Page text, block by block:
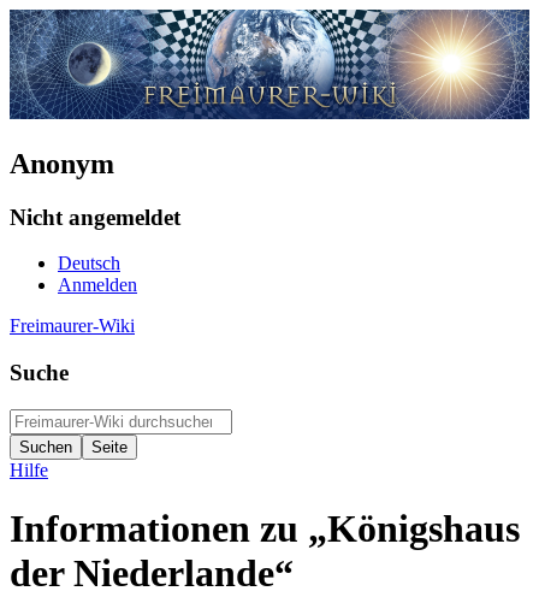
Anonym
Nicht angemeldet
Deutsch
Anmelden
Freimaurer-Wiki
Suche
Hilfe
Informationen zu „Königshaus
der Niederlande“